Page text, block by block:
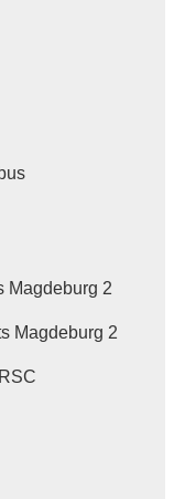
Magdeburg 2
Magdeburg 2